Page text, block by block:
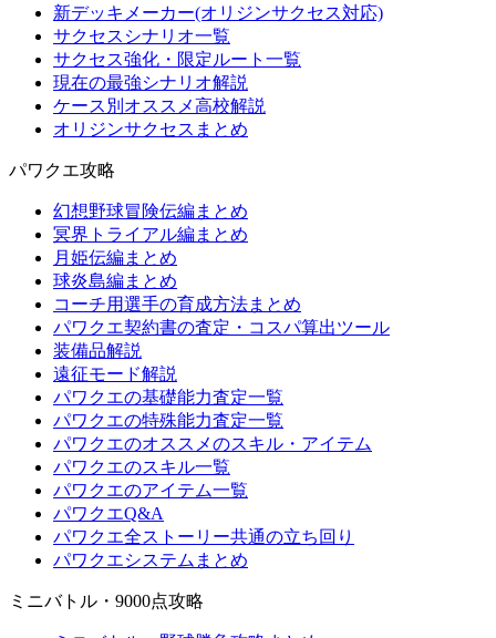
新デッキメーカー(オリジンサクセス対応)
サクセスシナリオ一覧
サクセス強化・限定ルート一覧
現在の最強シナリオ解説
ケース別オススメ高校解説
オリジンサクセスまとめ
パワクエ攻略
幻想野球冒険伝編まとめ
冥界トライアル編まとめ
月姫伝編まとめ
球炎島編まとめ
コーチ用選手の育成方法まとめ
パワクエ契約書の査定・コスパ算出ツール
装備品解説
遠征モード解説
パワクエの基礎能力査定一覧
パワクエの特殊能力査定一覧
パワクエのオススメのスキル・アイテム
パワクエのスキル一覧
パワクエのアイテム一覧
パワクエQ&A
パワクエ全ストーリー共通の立ち回り
パワクエシステムまとめ
ミニバトル・9000点攻略